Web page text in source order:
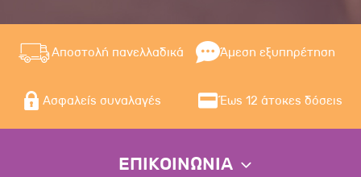
Αποστολή πανελλαδικά Άμεση εξυπηρέτηση
Ασφαλείς συναλαγές Έως 12 άτοκες δόσεις
ΕΠΙΚΟΙΝΩΝΙΑ